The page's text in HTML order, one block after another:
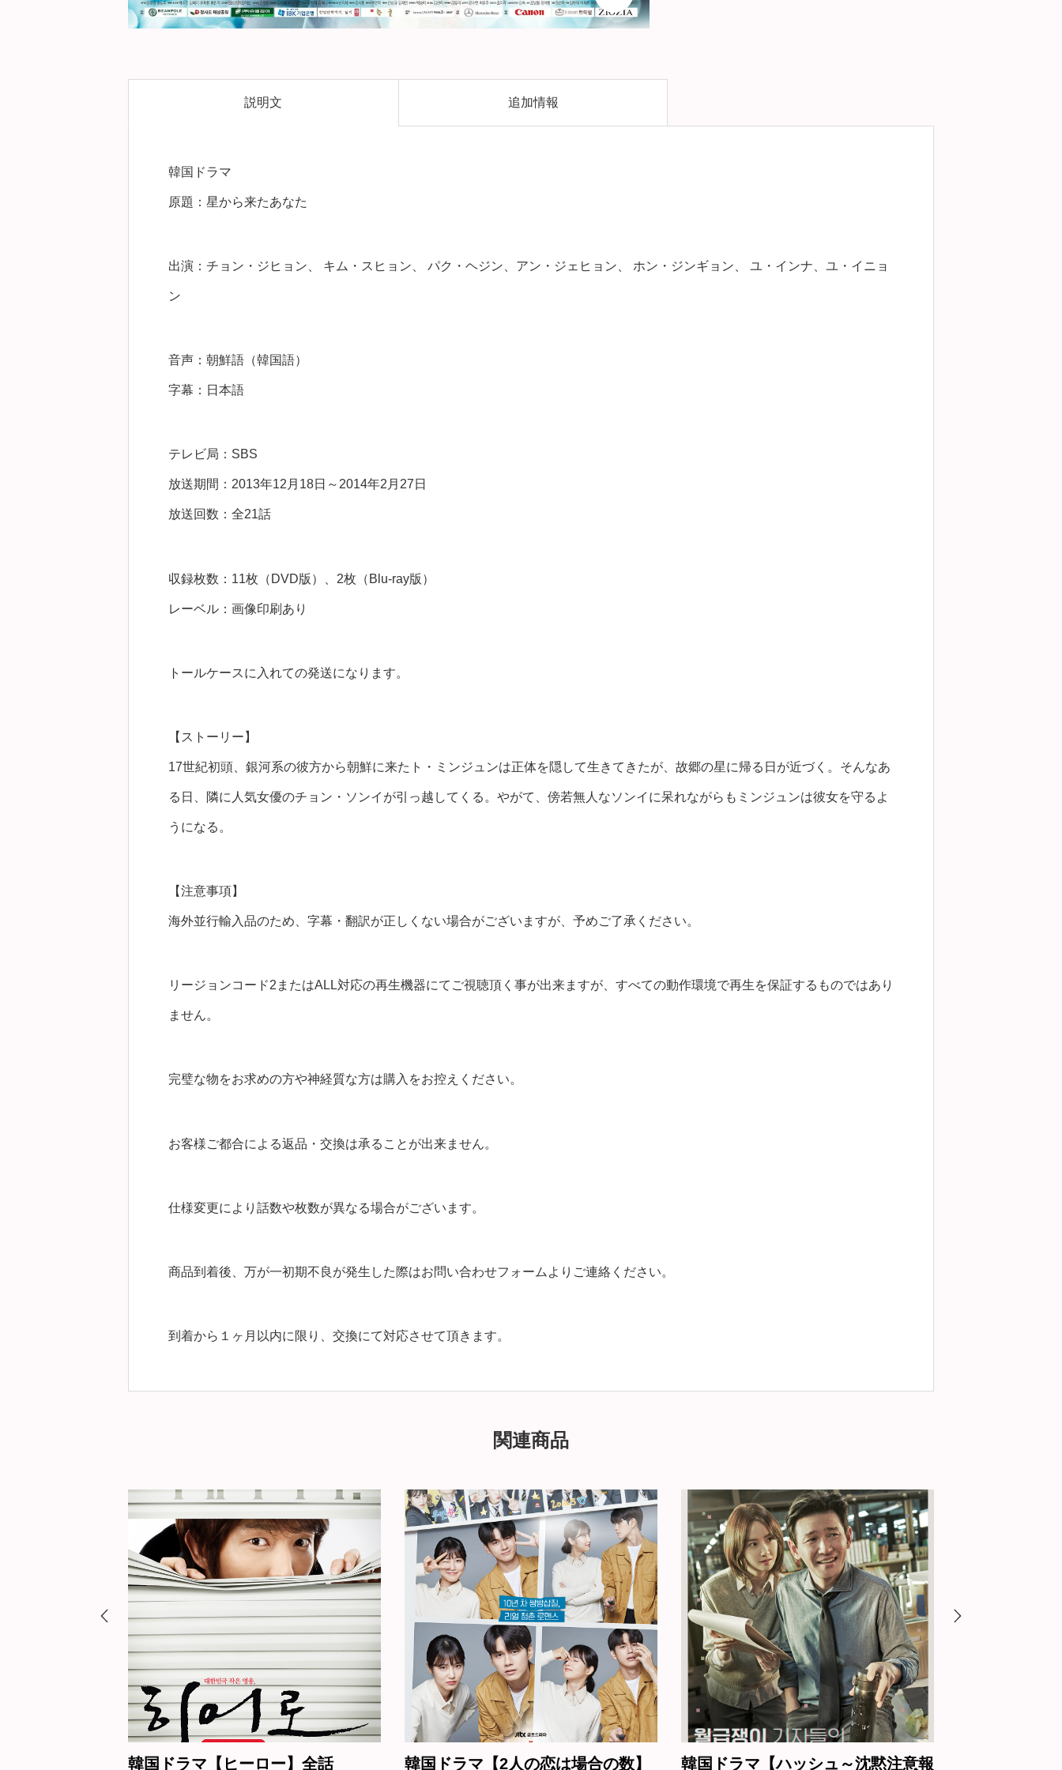
個
説明文 追加情報
韓国ドラマ
原題：星から来たあなた
出演：チョン・ジヒョン、 キム・スヒョン、 パク・ヘジン、アン・ジェヒョン、 ホン・ジンギョン、 ユ・インナ、ユ・イニョ
ン
音声：朝鮮語（韓国語）
字幕：日本語
テレビ局：SBS
放送期間：2013年12月18日～2014年2月27日
放送回数：全21話
収録枚数：11枚（DVD版）、2枚（Blu-ray版）
レーベル：画像印刷あり
トールケースに入れての発送になります。
【ストーリー】
17世紀初頭、銀河系の彼方から朝鮮に来たト・ミンジュンは正体を隠して生きてきたが、故郷の星に帰る日が近づく。そんなあ
る日、隣に人気女優のチョン・ソンイが引っ越してくる。やがて、傍若無人なソンイに呆れながらもミンジュンは彼女を守るよ
うになる。
【注意事項】
海外並行輸入品のため、字幕・翻訳が正しくない場合がございますが、予めご了承ください。
リージョンコード2またはALL対応の再生機器にてご視聴頂く事が出来ますが、すべての動作環境で再生を保証するものではあり
ません。
完璧な物をお求めの方や神経質な方は購入をお控えください。
お客様ご都合による返品・交換は承ることが出来ません。
仕様変更により話数や枚数が異なる場合がございます。
商品到着後、万が一初期不良が発生した際はお問い合わせフォームよりご連絡ください。
到着から１ヶ月以内に限り、交換にて対応させて頂きます。
関連商品
韓国ドラマ【2人の恋は場合の数】 韓国ドラマ【ハッシュ～沈黙注意報 韓国ドラマ【ハベクの新婦】全話